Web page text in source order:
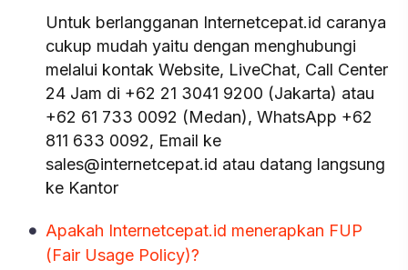
Untuk berlangganan Internetcepat.id caranya
cukup mudah yaitu dengan menghubungi
melalui kontak Website, LiveChat, Call Center
24 Jam di +62 21 3041 9200 (Jakarta) atau
+62 61 733 0092 (Medan), WhatsApp +62
811 633 0092, Email ke
sales@internetcepat.id atau datang langsung
ke Kantor
Apakah Internetcepat.id menerapkan FUP
(Fair Usage Policy)?